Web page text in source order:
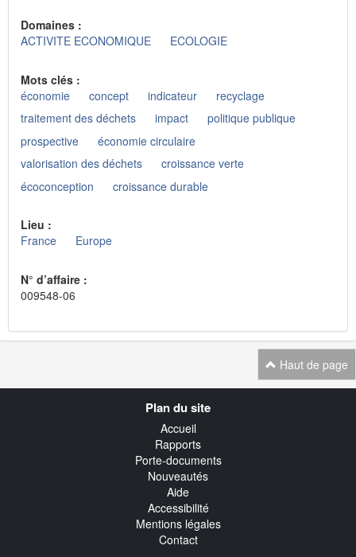
Domaines :
ACTIVITE ECONOMIQUE
ECOLOGIE
Mots clés :
économie
concept indicateur
recyclage
traitement des déchets
impact
politique publique
prospective
économie circulaire
valorisation des déchets
croissance verte
écoconception
croissance durable
Lieu :
France
Europe
N° d’affaire :
009548-06
Haut de page
Plan du site
Accueil
Rapports
Porte-documents
Nouveautés
Aide
Accessibilité
Mentions légales
Contact